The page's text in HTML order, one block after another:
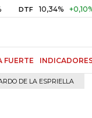
10,34% +0,10%
FUERTE
DE LA ESPRIELLA